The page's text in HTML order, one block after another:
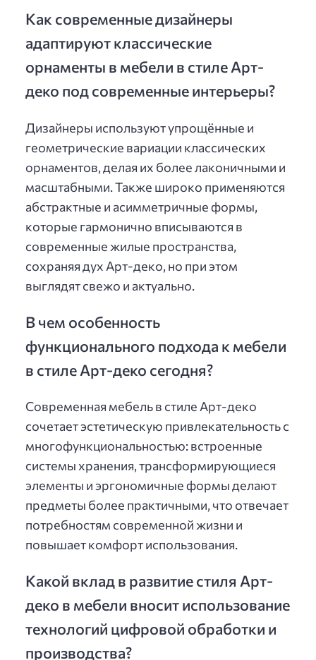
Как современные дизайнеры
адаптируют классические
орнаменты в мебели в стиле Арт-
деко под современные интерьеры?
Дизайнеры используют упрощённые и
геометрические вариации классических
орнаментов, делая их более лаконичными и
масштабными. Также широко применяются
абстрактные и асимметричные формы,
которые гармонично вписываются в
современные жилые пространства,
сохраняя дух Арт-деко, но при этом
выглядят свежо и актуально.
В чем особенность
функционального подхода к мебели
в стиле Арт-деко сегодня?
Современная мебель в стиле Арт-деко
сочетает эстетическую привлекательность с
многофункциональностью: встроенные
системы хранения, трансформирующиеся
элементы и эргономичные формы делают
предметы более практичными, что отвечает
потребностям современной жизни и
повышает комфорт использования.
Какой вклад в развитие стиля Арт-
деко в мебели вносит использование
технологий цифровой обработки и
производства?